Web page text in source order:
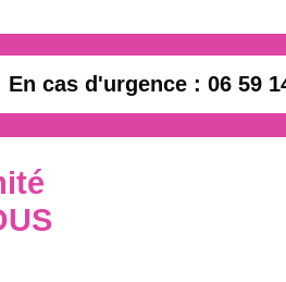
En cas d'urgence : 06 59